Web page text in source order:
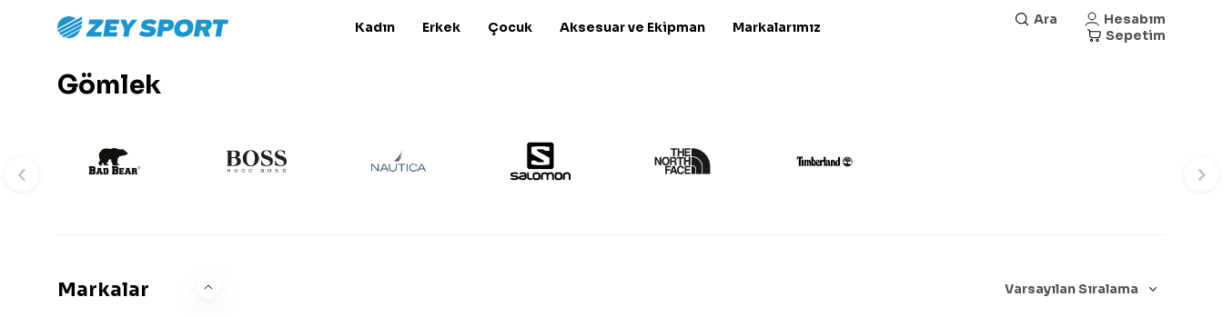
Kadın Erkek Çocuk Aksesuar ve Ekipman Markalarımız Ara
Hesabım
Sepetim
Gömlek
Markalar